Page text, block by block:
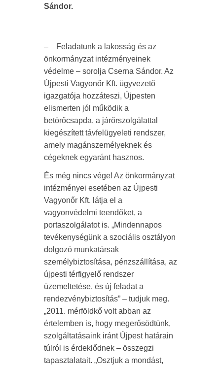
Sándor.
– Feladatunk a lakosság és az
önkormányzat intézményeinek
védelme – sorolja Cserna Sándor. Az
Újpesti Vagyonőr Kft. ügyvezető
igazgatója hozzáteszi, Újpesten
elismerten jól működik a
betörőcsapda, a járőrszolgálattal
kiegészített távfelügyeleti rendszer,
amely magánszemélyeknek és
cégeknek egyaránt hasznos.
És még nincs vége! Az önkormányzat
intézményei esetében az Újpesti
Vagyonőr Kft. látja el a
vagyonvédelmi teendőket, a
portaszolgálatot is. „Mindennapos
tevékenységünk a szociális osztályon
dolgozó munkatársak
személybiztosítása, pénzszállítása, az
újpesti térfigyelő rendszer
üzemeltetése, és új feladat a
rendezvénybiztosítás” – tudjuk meg.
„2011. mérföldkő volt abban az
értelemben is, hogy megerősödtünk,
szolgáltatásaink iránt Újpest határain
túlról is érdeklődnek – összegzi
tapasztalatait. „Osztjuk a mondást,